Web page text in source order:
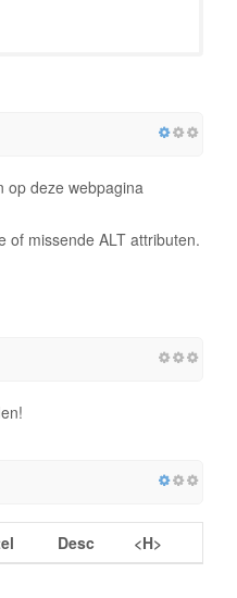
op deze webpagina
of missende ALT attributen.
Desc <H>